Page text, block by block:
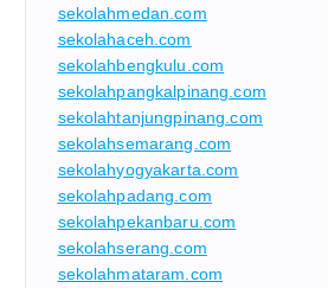
sekolahmedan.com
sekolahaceh.com
sekolahbengkulu.com
sekolahpangkalpinang.com
sekolahtanjungpinang.com
sekolahsemarang.com
sekolahyogyakarta.com
sekolahpadang.com
sekolahpekanbaru.com
sekolahserang.com
sekolahmataram.com